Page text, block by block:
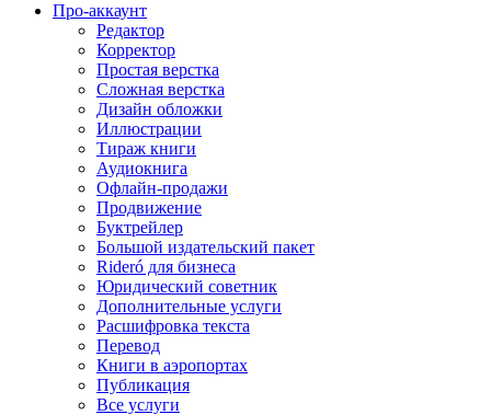
Про-аккаунт
Редактор
Корректор
Простая верстка
Сложная верстка
Дизайн обложки
Иллюстрации
Тираж книги
Аудиокнига
Офлайн-продажи
Продвижение
Буктрейлер
Большой издательский пакет
Rideró для бизнеса
Юридический советник
Дополнительные услуги
Расшифровка текста
Перевод
Книги в аэропортах
Публикация
Все услуги